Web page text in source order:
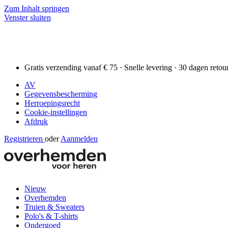
Zum Inhalt springen
Venster sluiten
Gratis verzending vanaf € 75 · Snelle levering · 30 dagen
AV
Gegevensbescherming
Herroepingsrecht
Cookie-instellingen
Afdruk
Registrieren oder Aanmelden
Nieuw
Overhemden
Truien & Sweaters
Polo's & T-shirts
Ondergoed